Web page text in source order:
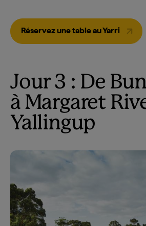
Réservez une table au Yarri
Jour 3 : De
à Margaret
Yallingup